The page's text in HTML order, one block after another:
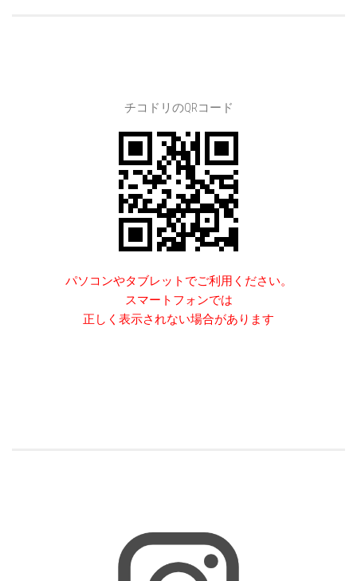
チコドリのQRコード
パソコンやタブレットでご利用ください。
スマートフォンでは
正しく表示されない場合があります